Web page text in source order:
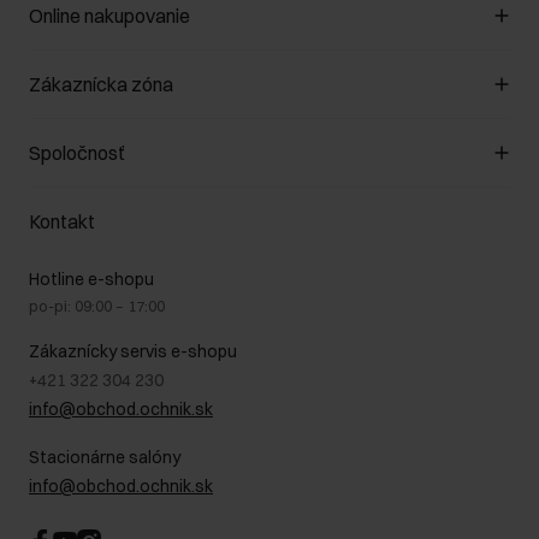
Online nakupovanie
Spravovať súbory cookie
Spôsob platby
Vrátenie
Zákaznícka zóna
Zákazníky klub
Pravidlá propagácie
Starostlivosť o kožu
Bezpečné nakupovanie
Blog
Najčastejšie kladené otázky (FAQ)
Spoločnosť
O nás
GDPR - Zásady ochrany osobných údajov
Právne informácie
Kontakt
Hotline e-shopu
po-pi: 09:00 – 17:00
Zákaznícky servis e-shopu
+421 322 304 230
info@obchod.ochnik.sk
Stacionárne salóny
info@obchod.ochnik.sk